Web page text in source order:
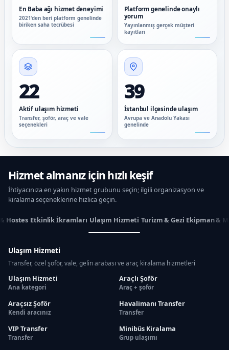
En Baba ağı hizmet deneyimi
2021’den beri platform genelinde
biriken saha tecrübesi
Platform genelinde onaylı
yorum
Yayınlanmış gerçek müşteri
kayıtları
22
Aktif ulaşım hizmeti
Transfer, şoför, araç ve vale
seçenekleri
39
İstanbul ilçesinde ulaşım
Avrupa ve Anadolu Yakası
genelinde
Hizmet almanız için hızlı keşif
İhtiyacınıza en yakın hizmet grubunu seçin; ilgili organizasyon ve
kiralama seçeneklerine hızlıca geçin.
Hostes Etkinlik İkramları Ulaşım Hizmeti Turizm & Gezi Ekipman &
Ulaşım Hizmeti
Transfer, özel şoför, vale, gelin arabası ve araç kiralama hizmetleri
Ulaşım Hizmeti
Ana kategori
Araçlı Şoför
Araç + şoför
Araçsız Şoför
Kendi aracınız
Havalimanı Transfer
Transfer
VIP Transfer
Transfer
Minibüs Kiralama
Grup ulaşımı